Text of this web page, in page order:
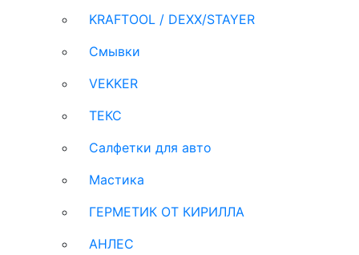
KRAFTOOL / DEXX/STAYER
Смывки
VEKKER
ТЕКС
Салфетки для авто
Мастика
ГЕРМЕТИК ОТ КИРИЛЛА
АНЛЕС